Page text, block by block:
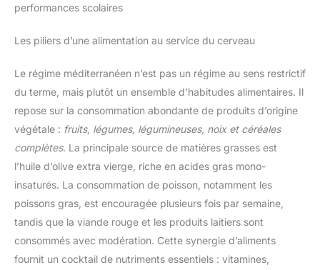
performances scolaires
Les piliers d’une alimentation au service du cerveau
Le régime méditerranéen n’est pas un régime au sens restrictif
du terme, mais plutôt un ensemble d’habitudes alimentaires. Il
repose sur la consommation abondante de produits d’origine
végétale : fruits, légumes, légumineuses, noix et céréales
complètes. La principale source de matières grasses est
l’huile d’olive extra vierge, riche en acides gras mono-
insaturés. La consommation de poisson, notamment les
poissons gras, est encouragée plusieurs fois par semaine,
tandis que la viande rouge et les produits laitiers sont
consommés avec modération. Cette synergie d’aliments
fournit un cocktail de nutriments essentiels : vitamines,